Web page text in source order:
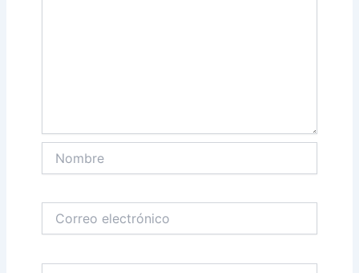
electrónico